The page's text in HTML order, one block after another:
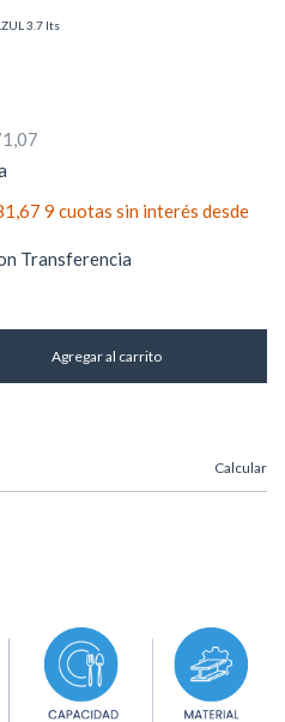
3.7 lts
Transferencia
Calcular